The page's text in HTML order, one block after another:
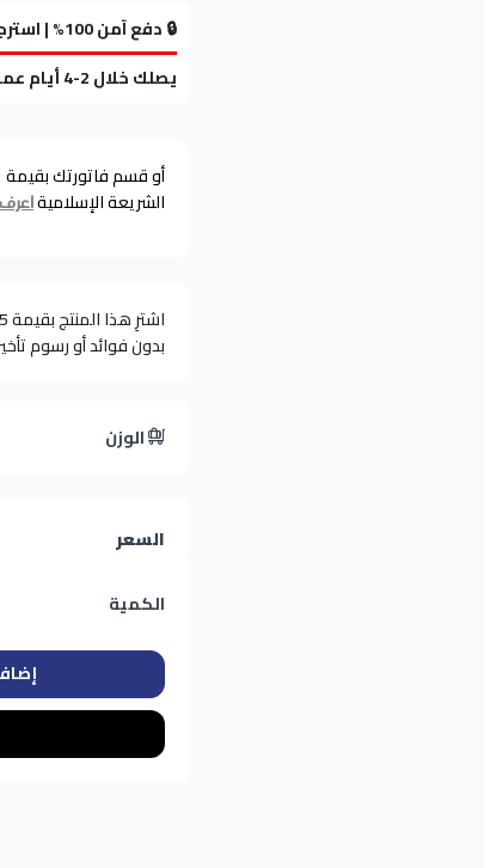
🔒 دفع آمن 100% | استرجاع خلال 7 أيام
يصلك خلال 2-4 أيام عمل
أو قسم فاتورتك بقيمة
الشريعة الإسلاميةاعرف
اشترِ هذا المنتج بقيمة 17.25
بدون فوائد أو رسوم
الوزن
السعر
الكمية